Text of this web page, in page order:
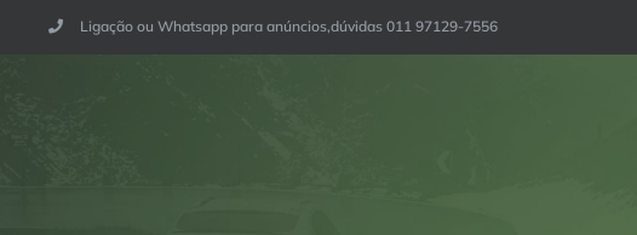
Ligação ou Whatsapp para anúncios,dúvidas 011 97129-7556